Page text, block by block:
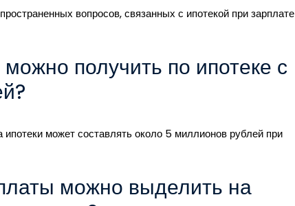
вопросов, связанных с ипотекой при зарплате
получить по ипотеке с
может составлять около 5 миллионов рублей при
можно выделить на